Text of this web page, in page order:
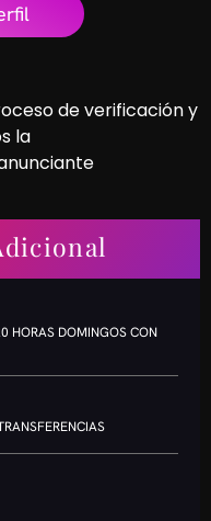
de verificación y
la
HORAS DOMINGOS CON